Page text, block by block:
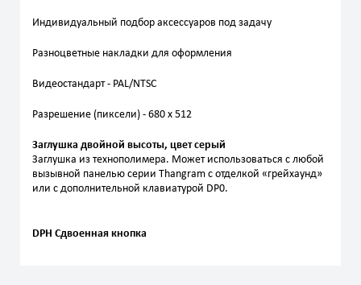
Индивидуальный подбор аксессуаров под задачу
Разноцветные накладки для оформления
Видеостандарт - PAL/NTSC
Разрешение (пиксели) - 680 x 512
Заглушка двойной высоты, цвет серый
Заглушка из технополимера. Может использоваться с любой
вызывной панелью серии Thangram с отделкой «грейхаунд»
или с дополнительной клавиатурой DP0.
DPH Сдвоенная кнопка